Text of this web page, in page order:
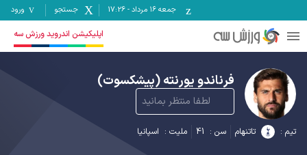
جمعه ۱۶ مرداد -
17:26 جستجو ورود
اپلیکیشن اندروید ورزش سه
فرناندو یورنته(پیشکسوت)
لطفا منتظر بمانید
تیم : تاتنهام سن : 41 ملیت : اسپانیا